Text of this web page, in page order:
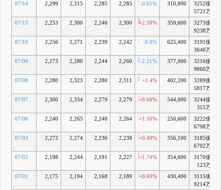
07/14 2,299 2,315 2,285 2,285 -0.65% 310,800
3252億
5721万
07/13 2,253 2,300 2,246 2,300 +2.59% 359,600
3273億
9238万
07/10 2,256 2,271 2,239 2,242 -0.8% 625,400
3191億
3640万
07/09 2,273 2,280 2,244 2,260 -2.21% 377,000
3216億
9860万
07/08 2,280 2,323 2,280 2,311 +1.4% 402,200
3289億
5817万
07/07 2,300 2,334 2,279 2,279 +0.66% 544,000
3244億
315万
07/06 2,240 2,265 2,240 2,264 +1.16% 250,600
3222億
6798万
07/03 2,272 2,274 2,236 2,238 +0.49% 356,100
3185億
6702万
07/02 2,198 2,244 2,191 2,227 +1.74% 354,600
3170億
123万
07/01 2,175 2,194 2,168 2,189 +0.69% 430,400
3115億
9214万